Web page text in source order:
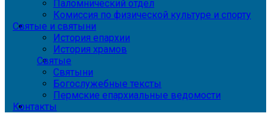
Паломнический отдел
Комиссия по физической культуре и спорту
Святые и святыни
История епархии
История храмов
Святые
Святыни
Богослужебные тексты
Пермские епархиальные ведомости
Контакты